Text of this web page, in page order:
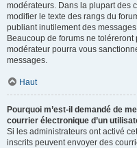
modérateurs. Dans la plupart des
modifier le texte des rangs du
publiant inutilement des
Beaucoup de forums ne
modérateur pourra vous
messages.
Haut
Pourquoi m’est-il demandé de
courrier électronique d’un
Si les administrateurs ont activé
inscrits peuvent envoyer des